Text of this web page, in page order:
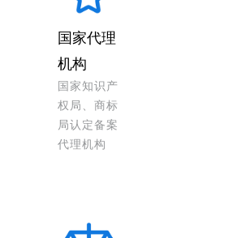
国家代理
机构
国家知识产
权局、商标
局认定备案
代理机构